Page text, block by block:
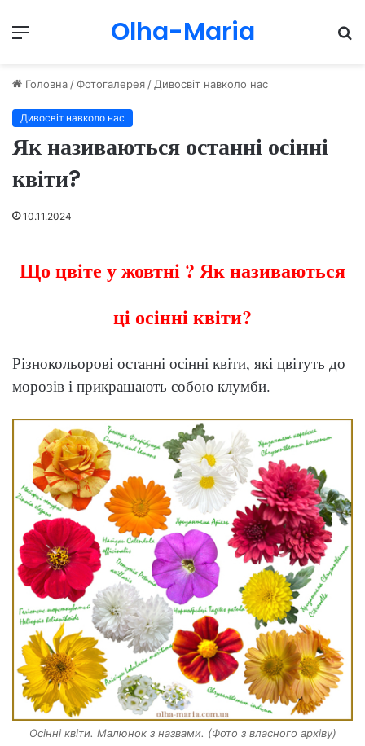
Menu Olha-Maria
Головна /Фотогалерея / Дивосвіт навколо нас
Дивосвіт навколо нас
Як називаються останні осінні
квіти?
10.11.2024
Що цвіте у жовтні ? Як називаються
ці осінні квіти?
Різнокольорові останні осінні квіти, які цвітуть до
морозів і прикрашають собою клумби.
Осінні квіти. Малюнок з назвами. (Фото з власного архіву)